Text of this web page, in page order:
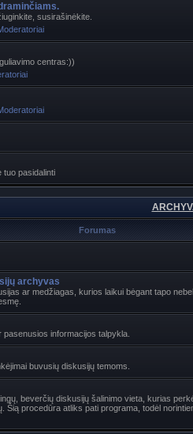
susirašinėkite.
centras:))
tuo pasidalinti
Forumas
archyvas
ar medžiagas, kurios laikui bėgant tapo
informacijos talpykla.
buvusių diskusijų temoms.
beverčių diskusijų šalinimo vieta, kurias
Šią procedūra atliks pati programa, todėl